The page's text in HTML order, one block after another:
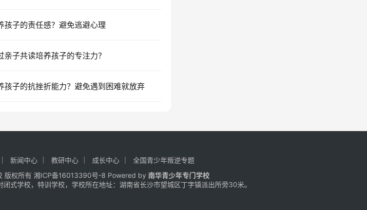
孩子的责任感？避免逃避心理
亲子共读培养孩子的专注力？
孩子的抗挫折能力？避免遇到困难就放弃
新闻中心 教研中心 成长中心
全国青少年叛逆专题
版权所有湘ICP备16013390号-8 Powered by南华青少年专门学校
式学校，特训学校，学校所在地址：湖南省长沙市望城区丁字镇派出所旁30米。